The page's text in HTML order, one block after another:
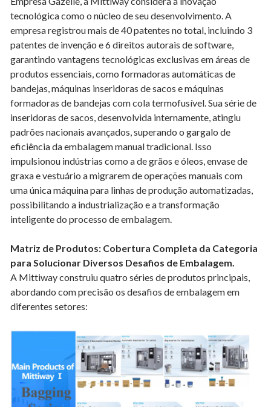
tecnológica como o núcleo de seu desenvolvimento. A
empresa registrou mais de 40 patentes no total, incluindo 3
patentes de invenção e 6 direitos autorais de software,
garantindo vantagens tecnológicas exclusivas em áreas de
produtos essenciais, como formadoras automáticas de
bandejas, máquinas inseridoras de sacos e máquinas
formadoras de bandejas com cola termofusível. Sua série de
inseridoras de sacos, desenvolvida internamente, atingiu
padrões nacionais avançados, superando o gargalo de
eficiência da embalagem manual tradicional. Isso
impulsionou indústrias como a de grãos e óleos, envase de
graxa e vestuário a migrarem de operações manuais com
uma única máquina para linhas de produção automatizadas,
possibilitando a industrialização e a transformação
inteligente do processo de embalagem.
Matriz de Produtos: Cobertura Completa da Categoria
para Solucionar Diversos Desafios de Embalagem.
A Mittiway construiu quatro séries de produtos principais,
abordando com precisão os desafios de embalagem em
diferentes setores: